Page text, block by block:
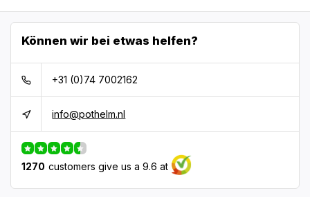
Können wir bei etwas helfen?
+31 (0)74 7002162
info@pothelm.nl
1270 customers give us a 9.6 at